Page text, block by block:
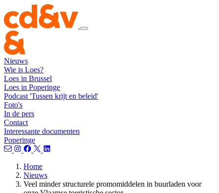
Nieuws
Wie is Loes?
Loes in Brussel
Loes in Poperinge
Podcast 'Tussen krijt en beleid'
Foto's
In de pers
Contact
Interessante documenten
Poperinge
Home
Nieuws
Veel minder structurele promomiddelen in buurladen voor